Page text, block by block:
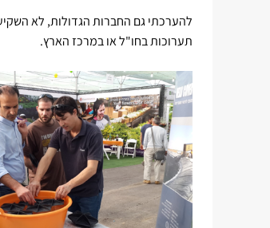
להערכתי גם החברות הגדולות, לא
תערוכות בחו"ל או במרכז הארץ.